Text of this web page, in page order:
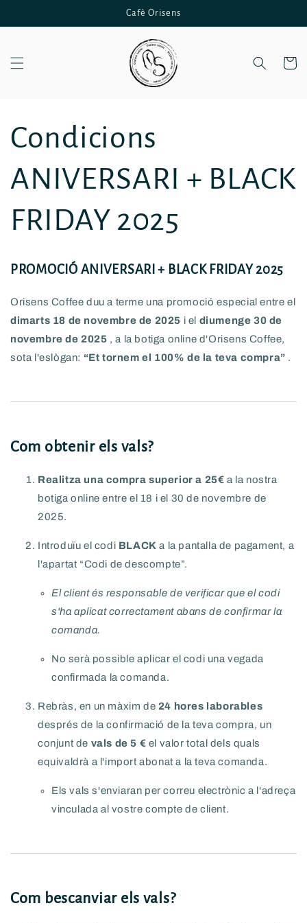
al contingut
Cafè Orisens
Cistella
Condicions
ANIVERSARI + BLACK
FRIDAY 2025
PROMOCIÓ ANIVERSARI + BLACK FRIDAY 2025
Orisens Coffee duu a terme una promoció especial entre el
dimarts 18 de novembre de 2025 i el diumenge 30 de
novembre de 2025 , a la botiga online d'Orisens Coffee,
sota l'eslògan: “Et tornem el 100% de la teva compra” .
Com obtenir els vals?
Realitza una compra superior a 25€ a la nostra
botiga online entre el 18 i el 30 de novembre de
2025.
Introduïu el codi BLACK a la pantalla de pagament, a
l'apartat “Codi de descompte”.
El client és responsable de verificar que el codi
s'ha aplicat correctament abans de confirmar la
comanda.
No serà possible aplicar el codi una vegada
confirmada la comanda.
Rebràs, en un màxim de 24 hores laborables
després de la confirmació de la teva compra, un
conjunt de vals de 5 € el valor total dels quals
equivaldrà a l'import abonat a la teva comanda.
Els vals s'enviaran per correu electrònic a l'adreça
vinculada al vostre compte de client.
Com bescanviar els vals?